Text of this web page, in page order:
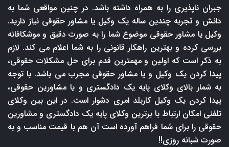
جبران ناپذیری را به همراه داشته باشد. در چنین مواقعی شما به
دانش و تجربه چندین ساله یک وکیل یا مشاور حقوقی نیاز دارید.
وکیل یا مشاور حقوقی موضوع شما را به صورت دقیق و موشکافانه
بررسی کرده و بهترین راهکار قانونی را به شما اعلام می کند. لازم
به ذکر است که اولین و مهمترین قدم برای حل مشکلات حقوقی،
پیدا کردن یک وکیل و یا مشاور حقوقی مجرب می باشد. با توجه
به شمار بالای وکلای پایه یک دادگستری و یا مشاورین حقوقی،
پیدا کردن یک وکیل کاربلد امری دشوار است. در این بین وکلای
تلفنی امکان ارتباط با برترین وکلای پایه یک دادگستری و مشاورین
حقوقی را برای شما فراهم آورده است آن هم با قیمت مناسب و به
صورت شبانه روزی!!